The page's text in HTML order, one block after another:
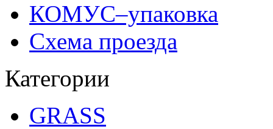
КОМУС–упаковка
Схема проезда
Категории
GRASS